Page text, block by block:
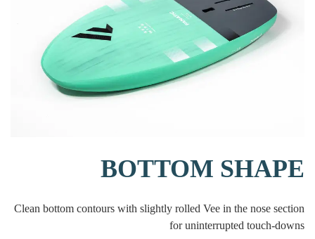
BOTTOM SHAPE
Clean bottom contours with slightly rolled Vee in the nose section
for uninterrupted touch-downs